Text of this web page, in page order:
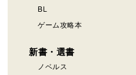
BL
ゲーム攻略本
新書・選書
ノベルス